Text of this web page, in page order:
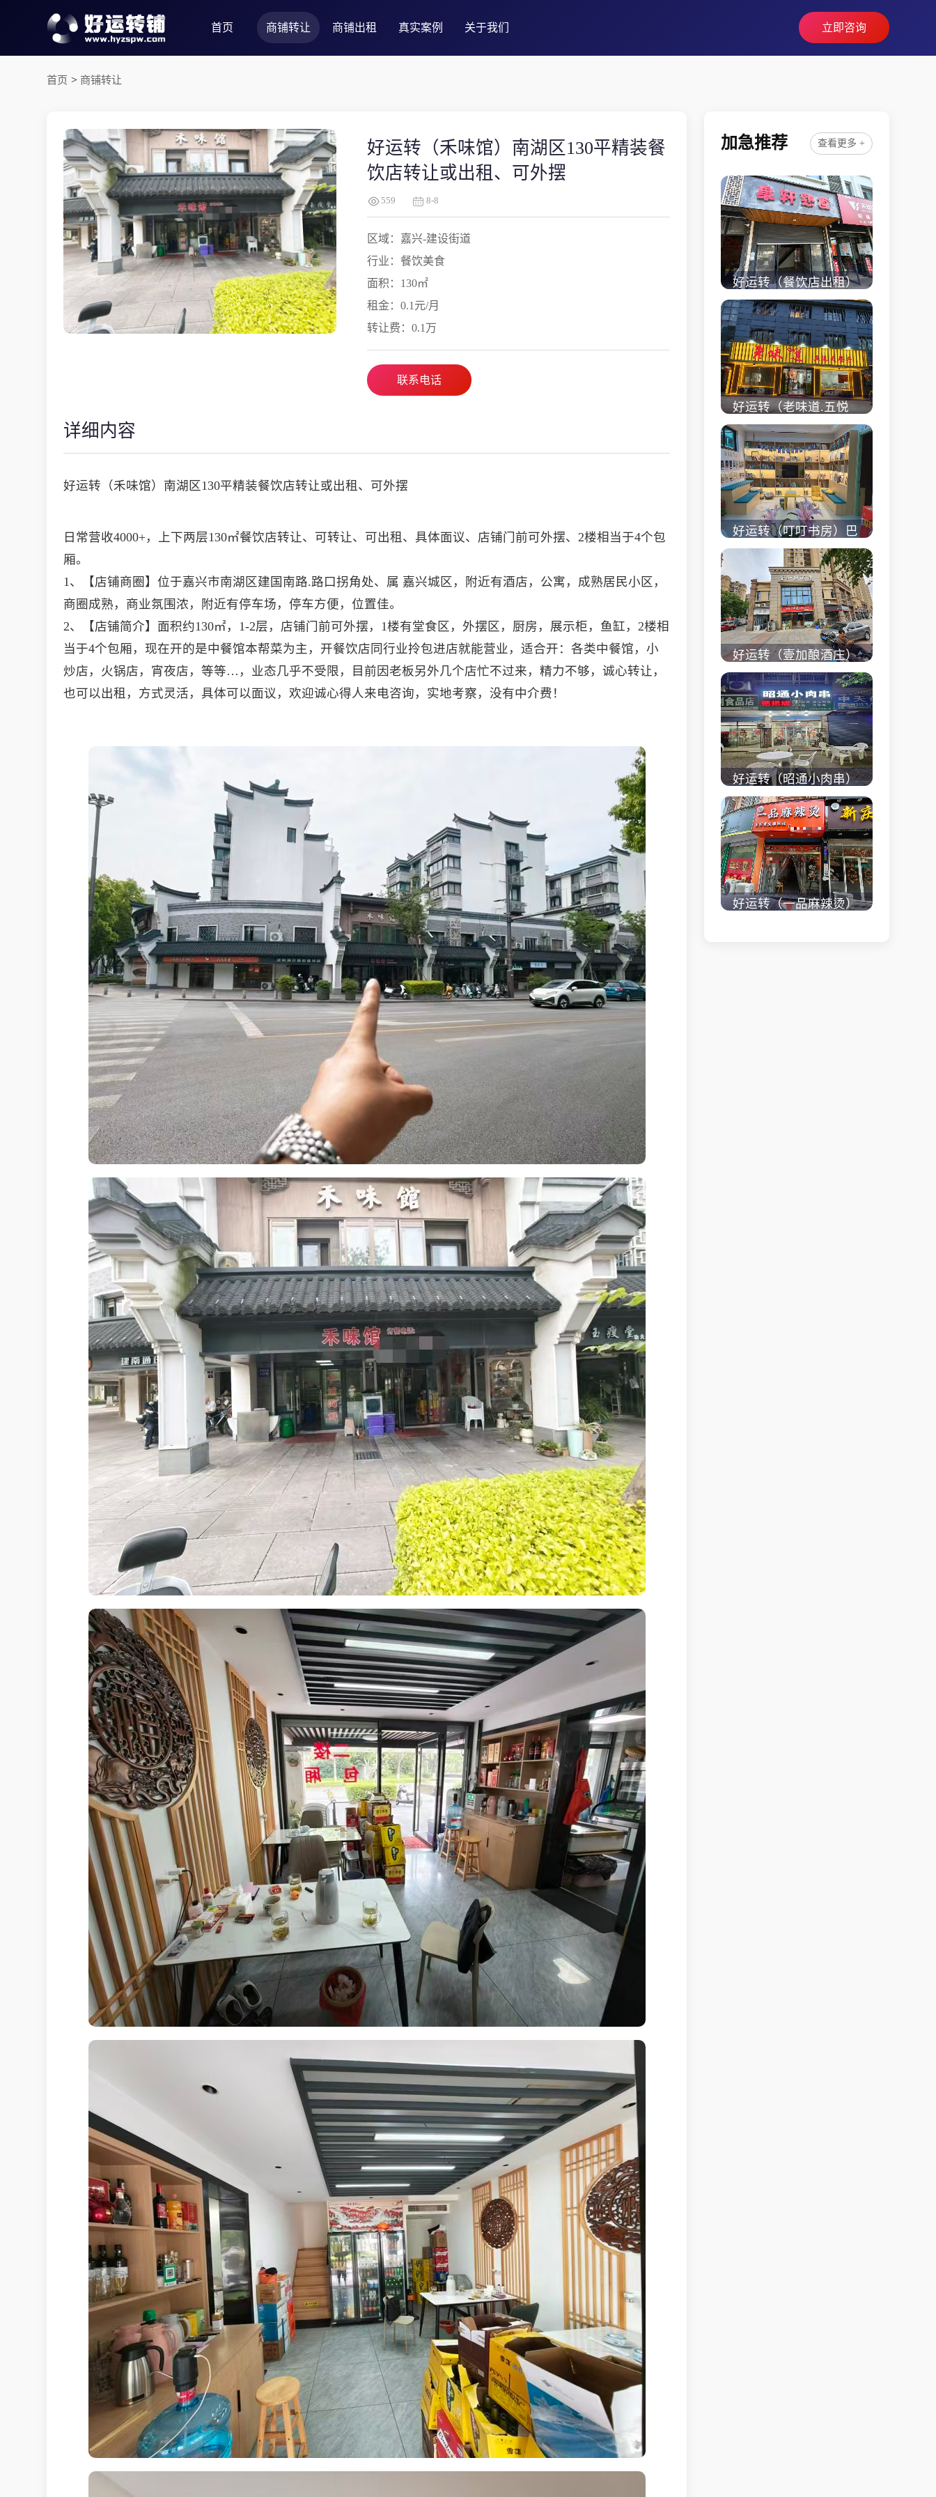
首页 商铺转让 商铺出租 真实案例 关于我们 立即咨询
首页 > 商铺转让
好运转（禾味馆）南湖区130平精装餐
饮店转让或出租、可外摆
559 8-8
区域：嘉兴-建设街道
行业：餐饮美食
面积：130㎡
租金：0.1元/月
转让费：0.1万
联系电话
详细内容
好运转（禾味馆）南湖区130平精装餐饮店转让或出租、可外摆
日常营收4000+，上下两层130㎡餐饮店转让、可转让、可出租、具体面议、店铺门前可外摆、2楼相当于4个包
厢。
1、【店铺商圈】位于嘉兴市南湖区建国南路.路口拐角处、属 嘉兴城区，附近有酒店，公寓，成熟居民小区，
商圈成熟，商业氛围浓，附近有停车场，停车方便，位置佳。
2、【店铺简介】面积约130㎡，1-2层，店铺门前可外摆，1楼有堂食区，外摆区，厨房，展示柜，鱼缸，2楼相
当于4个包厢，现在开的是中餐馆本帮菜为主，开餐饮店同行业拎包进店就能营业，适合开：各类中餐馆，小
炒店，火锅店，宵夜店，等等…，业态几乎不受限，目前因老板另外几个店忙不过来，精力不够，诚心转让，
也可以出租，方式灵活，具体可以面议，欢迎诚心得人来电咨询，实地考察，没有中介费！
加急推荐 查看更多 +
好运转（餐饮店出租）
桐乡市濮院小区门口学
校对面旺铺出租
立即查看 +
好运转（老味道.五悦
天餐厅）做了近4年的
餐饮店转让、主要房租
低
立即查看 +
好运转（叮叮书房）巴
黎都市附近实验小学旁
200㎡培训班带生源转
让
立即查看 +
好运转（壹加酿酒庄）
秀洲区商业街正拐角
260㎡酒庄、空店铺转
让
立即查看 +
好运转（昭通小肉串）
商业街60平烧烤店转
让、可外摆、 房租2.2
万/年
立即查看 +
好运转（一品麻辣烫）